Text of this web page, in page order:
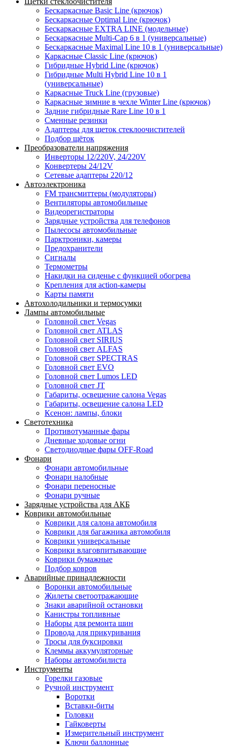
Бескаркасные Basic Line (крючок)
Бескаркасные Optimal Line (крючок)
Бескаркасные EXTRA LINE (модельные)
Бескаркасные Multi-Cap 6 в 1 (универсальные)
Бескаркасные Maximal Line 10 в 1 (универсальные)
Каркасные Classic Line (крючок)
Гибридные Hybrid Line (крючок)
Гибридные Multi Hybrid Line 10 в 1
(универсальные)
Каркасные Truck Line (грузовые)
Каркасные зимние в чехле Winter Line (крючок)
Задние гибридные Rare Line 10 в 1
Сменные резинки
Адаптеры для щеток стеклоочистителей
Подбор щёток
Преобразователи напряжения
Инверторы 12/220V, 24/220V
Конвертеры 24/12V
Сетевые адаптеры 220/12
Автоэлектроника
FM трансмиттеры (модуляторы)
Вентиляторы автомобильные
Видеорегистраторы
Зарядные устройства для телефонов
Пылесосы автомобильные
Парктроники, камеры
Предохранители
Сигналы
Термометры
Накидки на сиденье с функцией обогрева
Крепления для action-камеры
Карты памяти
Автохолодильники и термосумки
Лампы автомобильные
Головной свет Vegas
Головной свет ATLAS
Головной свет SIRIUS
Головной свет ALFAS
Головной свет SPECTRAS
Головной свет EVO
Головной свет Lumos LED
Головной свет JT
Габариты, освещение салона Vegas
Габариты, освещение салона LED
Ксенон: лампы, блоки
Светотехника
Противотуманные фары
Дневные ходовые огни
Светодиодные фары OFF-Road
Фонари
Фонари автомобильные
Фонари налобные
Фонари переносные
Фонари ручные
Зарядные устройства для АКБ
Коврики автомобильные
Коврики для салона автомобиля
Коврики для багажника автомобиля
Коврики универсальные
Коврики влаговпитывающие
Коврики бумажные
Подбор ковров
Аварийные принадлежности
Воронки автомобильные
Жилеты светоотражающие
Знаки аварийной остановки
Канистры топливные
Наборы для ремонта шин
Провода для прикуривания
Тросы для буксировки
Клеммы аккумуляторные
Наборы автомобилиста
Инструменты
Горелки газовые
Ручной инструмент
Воротки
Вставки-биты
Головки
Гайковерты
Измерительный инструмент
Ключи баллонные